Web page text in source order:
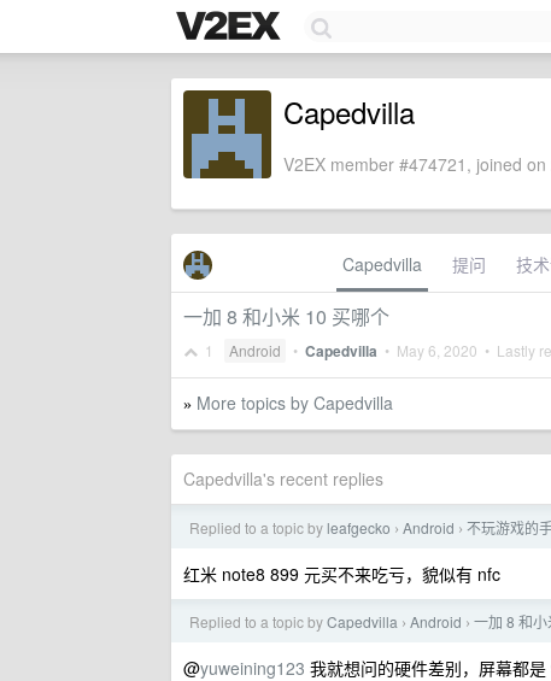
Capedvilla
V2EX member #474721, joined
Capedvilla 提问 技
一加 8 和小米 10 买哪个
1 Android • Capedvilla • May 6, 2020 • Lastly
» More topics by Capedvilla
Capedvilla's recent replies
Replied to a topic by leafgecko › Android › 不玩游戏的
红米 note8 899 元买不来吃亏，貌似有 nfc
Replied to a topic byCapedvilla › Android › 一加 8 和
@yuweining123 我就想问的硬件差别，屏幕都